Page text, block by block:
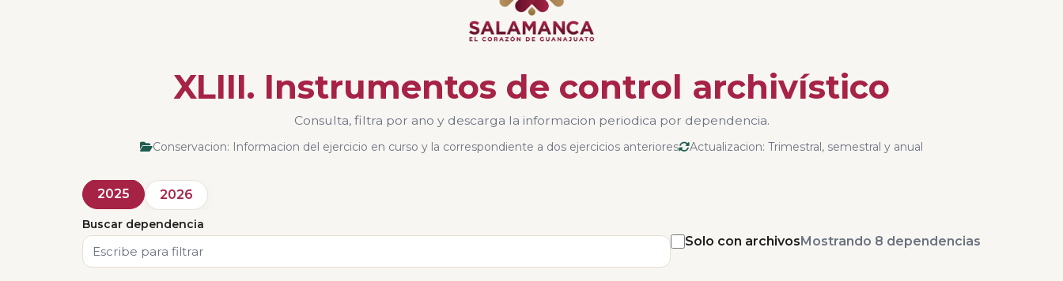
XLIII. Instrumentos de control archivístico
Consulta, filtra por ano y descarga la informacion periodica por dependencia.
Conservacion: Informacion del ejercicio en curso y la correspondiente a dos ejercicios anteriores Actualizacion: Trimestral, semestral y anual
2025 2026
Buscar dependencia
Solo con archivos Mostrando 8 dependencias